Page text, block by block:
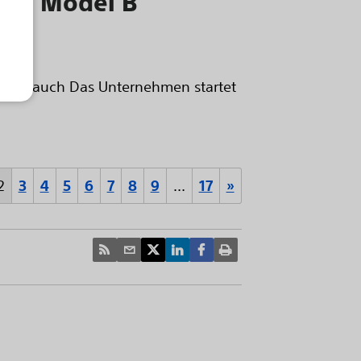
Das Unternehmen startet
3 4 5 6 7 8 9 … 17 »